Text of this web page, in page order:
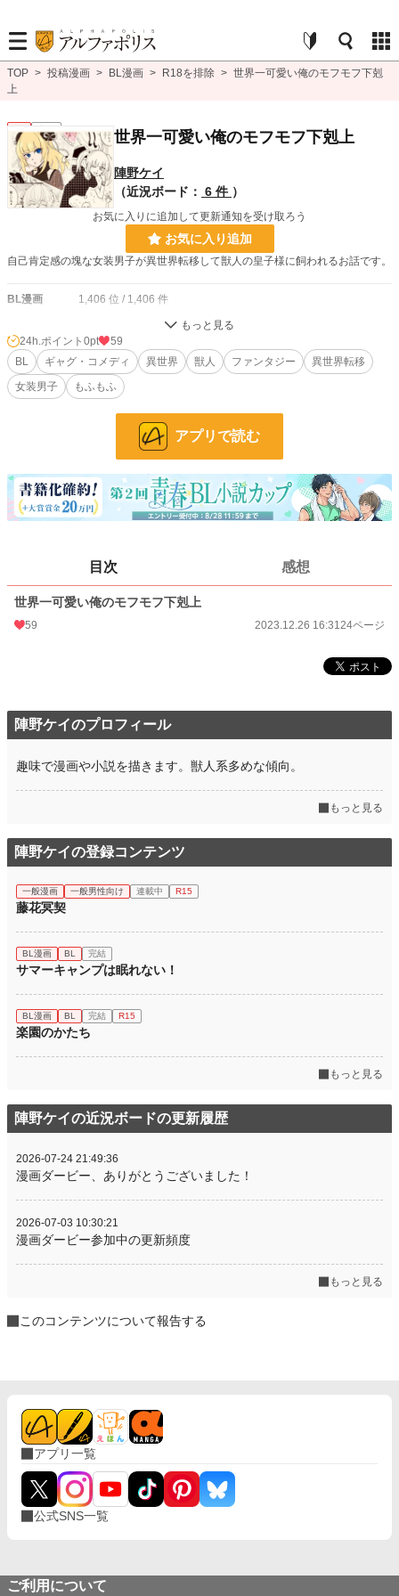
TOP > 投稿漫画 > BL漫画 > R18を排除 > 世界一可愛い俺のモフモフ下剋
上
BL 完結 世界一可愛い俺のモフモフ下剋上
陣野ケイ
（近況ボード： 6 件 ）
お気に入りに追加して更新通知を受け取ろう
お気に入り追加
自己肯定感の塊な女装男子が異世界転移して獣人の皇子様に飼われるお話です。
BL漫画 1,406 位 / 1,406 件
お気に入り 23
24h.ポイント 0 pt
2023.12.26 16:31
初回公開日時 2023.12.26 16:31
週間ポイント 7 pt (634 位)
累計ポイント 9,395 pt (883 位)
24h.ポイント 0pt
59
BL
ギャグ・コメディ 異世界 獣人 ファンタジー
異世界転移
女装男子
もふもふ
アプリで読む
目次 感想
世界一可愛い俺のモフモフ下剋上
59 2023.12.26 16:3124ページ
陣野ケイのプロフィール
趣味で漫画や小説を描きます。獣人系多めな傾向。
もっと見る
陣野ケイの登録コンテンツ
一般漫画 一般男性向け 連載中 R15
藤花冥契
BL漫画 BL 完結
サマーキャンプは眠れない！
BL漫画 BL 完結 R15
楽園のかたち
もっと見る
陣野ケイの近況ボードの更新履歴
2026-07-24 21:49:36
漫画ダービー、ありがとうございました！
2026-07-03 10:30:21
漫画ダービー参加中の更新頻度
もっと見る
このコンテンツについて報告する
アプリ一覧
公式SNS一覧
ご利用について